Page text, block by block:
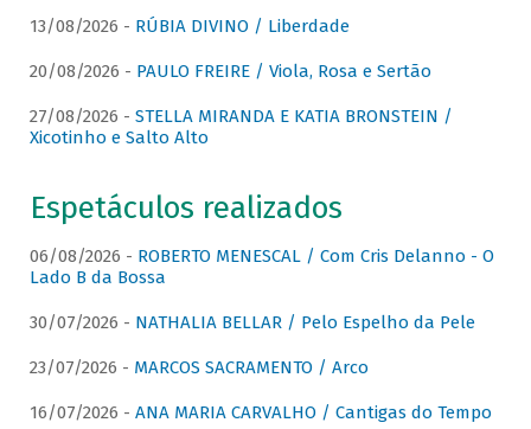
13/08/2026 - RÚBIA DIVINO / Liberdade
20/08/2026 - PAULO FREIRE / Viola, Rosa e Sertão
27/08/2026 - STELLA MIRANDA E KATIA BRONSTEIN /
Xicotinho e Salto Alto
Espetáculos realizados
06/08/2026 - ROBERTO MENESCAL / Com Cris Delanno - O
Lado B da Bossa
30/07/2026 - NATHALIA BELLAR / Pelo Espelho da Pele
23/07/2026 - MARCOS SACRAMENTO / Arco
16/07/2026 - ANA MARIA CARVALHO / Cantigas do Tempo